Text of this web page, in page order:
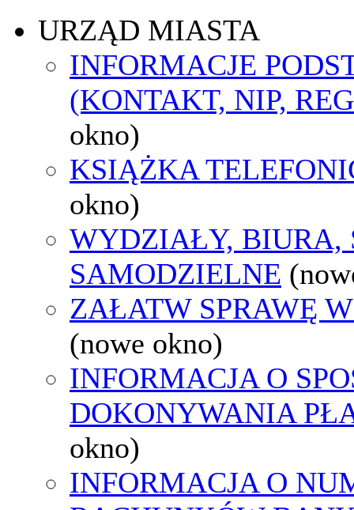
URZĄD MIASTA
INFORMACJE
(KONTAKT, NIP,
okno)
KSIĄŻKA
okno)
WYDZIAŁY, BIURA,
SAMODZIELNE
ZAŁATW SPRAWĘ
(nowe okno)
INFORMACJA O
DOKONYWANIA
okno)
INFORMACJA O